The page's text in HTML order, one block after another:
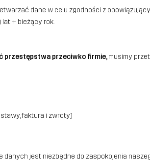
dane w celu zgodności z
+ bieżący rok.
przestępstwa przeciwko firmie,musimy
faktura i zwroty)
jest niezbędne do zaspokojenia